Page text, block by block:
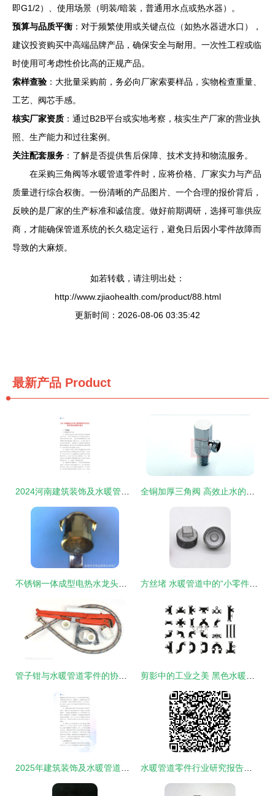
即G1/2）、使用场景（明装/暗装，普通用水点或热水器）。
预算与品质平衡 ：对于频繁使用或关键点位（如热水器进水口），
建议投资购买中高端品牌产品，确保安全与耐用。一次性工程或临
时使用可考虑性价比高的正规产品。
索样查验 ：大批量采购前，务必向厂家索要样品，实物检查重量、
工艺、阀芯手感。
核实厂家资质 ：通过B2B平台或实地考察，核实生产厂家的营业执
照、生产能力和过往案例。
关注配套服务 ：了解是否提供售后保障、技术支持和物流服务。
在采购三角阀等水暖管道零件时，应将价格、厂家实力与产品
质量进行综合权衡。一份清晰的产品图片、一个合理的报价背后，
反映的是厂家的生产标准和诚信度。做好前期调研，选择可靠供应
商，才能确保管道系统的长久稳定运行，避免日后因小零件故障而
导致的大麻烦。
如若转载，请注明出处：
http://www.zjiaohealth.com/product/88.html
更新时间：2026-08-06 03:35:42
最新产品 Product